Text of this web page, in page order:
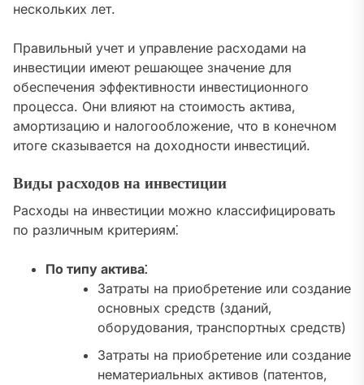
нескольких лет.
Правильный учет и управление расходами на
инвестиции имеют решающее значение для
обеспечения эффективности инвестиционного
процесса. Они влияют на стоимость актива‚
амортизацию и налогообложение‚ что в конечном
итоге сказывается на доходности инвестиций.
Виды расходов на инвестиции
Расходы на инвестиции можно классифицировать
по различным критериям⁚
По типу актива⁚
Затраты на приобретение или создание
основных средств (зданий‚
оборудования‚ транспортных средств)
Затраты на приобретение или создание
нематериальных активов (патентов‚